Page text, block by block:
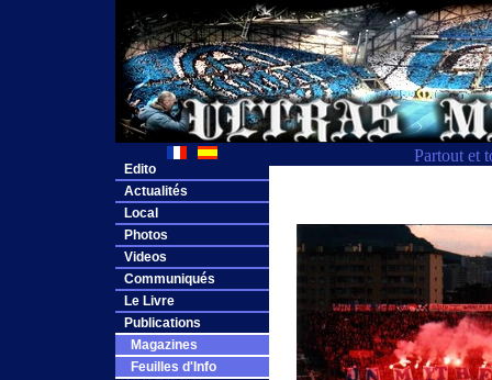
Partout et
Edito
Actualités
Local
Photos
Videos
Communiqués
Le Livre
Publications
Magazines
Feuilles d'Info